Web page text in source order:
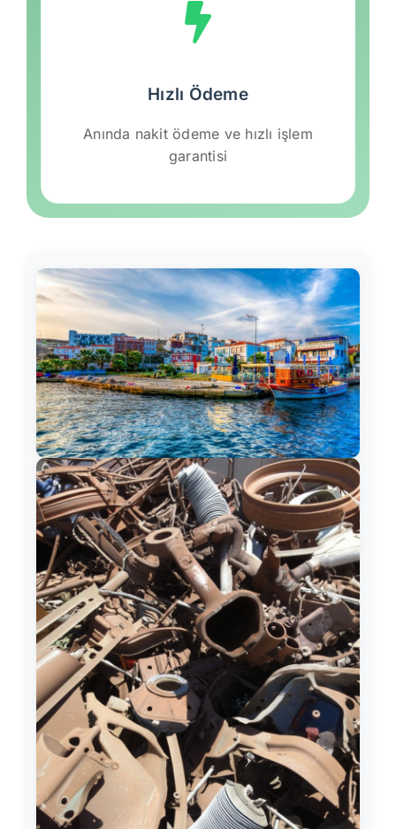
Hızlı Ödeme
Anında nakit ödeme ve hızlı işlem
garantisi